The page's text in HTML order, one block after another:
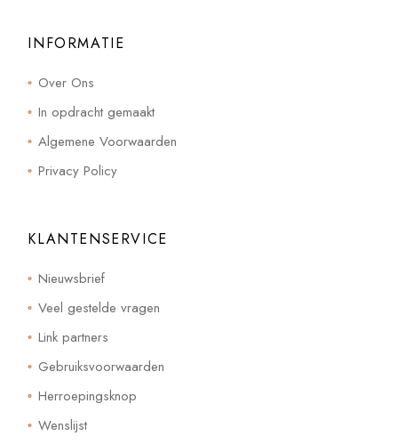
INFORMATIE
Over Ons
In opdracht gemaakt
Algemene Voorwaarden
Privacy Policy
KLANTENSERVICE
Nieuwsbrief
Veel gestelde vragen
Link partners
Gebruiksvoorwaarden
Herroepingsknop
Wenslijst